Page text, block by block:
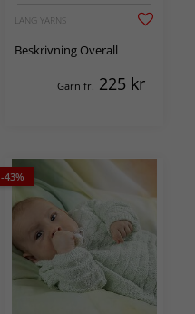
LANG YARNS
Beskrivning Overall
Garn fr. 225 kr
-43%